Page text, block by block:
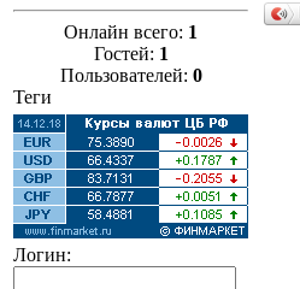
Онлайн всего: 1
Гостей: 1
Пользователей: 0
Теги
Логин: